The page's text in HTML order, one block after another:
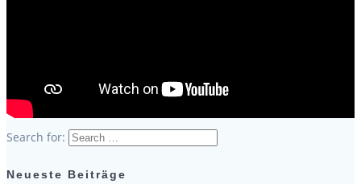
Search for:
Neueste Beiträge